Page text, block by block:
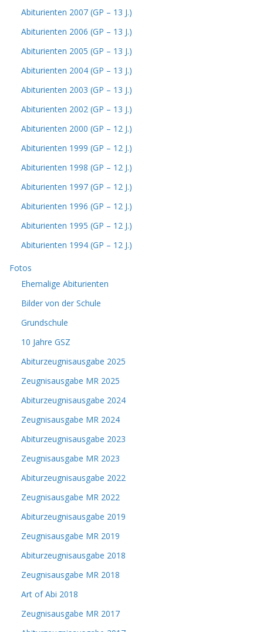
Abiturienten 2007 (GP – 13 J.)
Abiturienten 2006 (GP – 13 J.)
Abiturienten 2005 (GP – 13 J.)
Abiturienten 2004 (GP – 13 J.)
Abiturienten 2003 (GP – 13 J.)
Abiturienten 2002 (GP – 13 J.)
Abiturienten 2000 (GP – 12 J.)
Abiturienten 1999 (GP – 12 J.)
Abiturienten 1998 (GP – 12 J.)
Abiturienten 1997 (GP – 12 J.)
Abiturienten 1996 (GP – 12 J.)
Abiturienten 1995 (GP – 12 J.)
Abiturienten 1994 (GP – 12 J.)
Fotos
Ehemalige Abiturienten
Bilder von der Schule
Grundschule
10 Jahre GSZ
Abiturzeugnisausgabe 2025
Zeugnisausgabe MR 2025
Abiturzeugnisausgabe 2024
Zeugnisausgabe MR 2024
Abiturzeugnisausgabe 2023
Zeugnisausgabe MR 2023
Abiturzeugnisausgabe 2022
Zeugnisausgabe MR 2022
Abiturzeugnisausgabe 2019
Zeugnisausgabe MR 2019
Abiturzeugnisausgabe 2018
Zeugnisausgabe MR 2018
Art of Abi 2018
Zeugnisausgabe MR 2017